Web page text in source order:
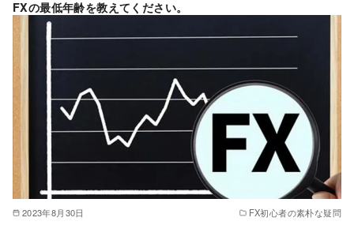
FXの最低年齢を教えてください。
2023年8月30日 FX初心者の素朴な疑問